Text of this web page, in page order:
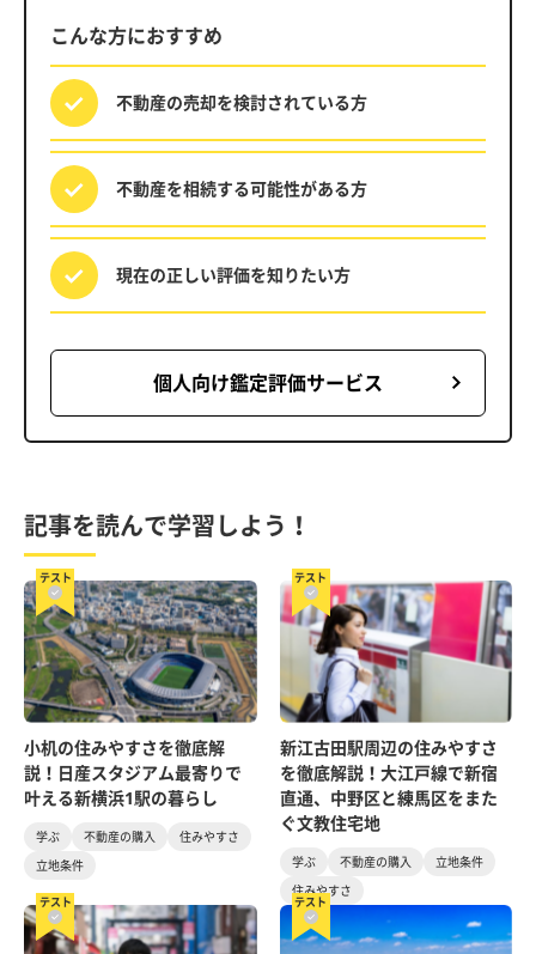
こんな方におすすめ
不動産の売却を検討されている方
不動産を相続する可能性がある方
現在の正しい評価を知りたい方
個人向け鑑定評価サービス
記事を読んで学習しよう！
テスト
小机の住みやすさを徹底解
説！日産スタジアム最寄りで
叶える新横浜1駅の暮らし
学ぶ 不動産の購入
住みやすさ
立地条件
テスト
新江古田駅周辺の住みやすさ
を徹底解説！大江戸線で新宿
直通、中野区と練馬区をまた
ぐ文教住宅地
学ぶ 不動産の購入
立地条件
住みやすさ
テスト テスト